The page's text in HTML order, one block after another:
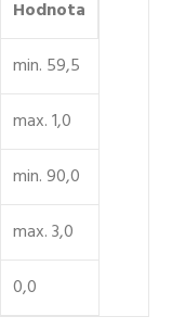
Hodnota
min. 59,5
max. 1,0
min. 90,0
max. 3,0
0,0